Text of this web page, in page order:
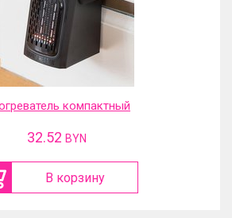
компактный
32.52 BYN
В корзину